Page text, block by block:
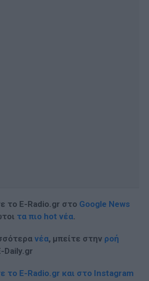
το E-Radio.gr στο Google News
τα πιο hot νέα.
νέα, μπείτε στην ροή
Daily.gr
το E-Radio.gr και στο Instagram